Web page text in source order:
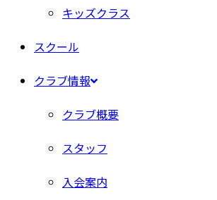
キッズクラス
スクール
クラブ情報
クラブ概要
スタッフ
入会案内